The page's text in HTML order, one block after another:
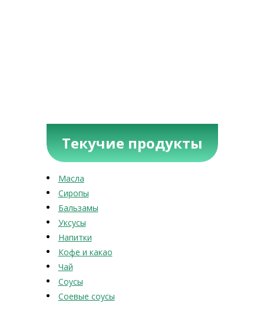
Текучие продукты
Масла
Сиропы
Бальзамы
Уксусы
Напитки
Кофе и какао
Чай
Соусы
Соевые соусы